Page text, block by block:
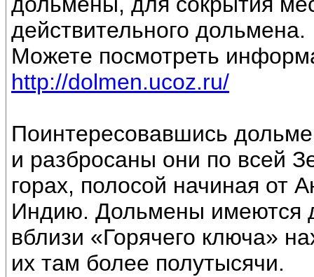
действительного дольмена.
Можете посмотреть
http://dolmen.ucoz.ru/
Поинтересовавшись
и разбросаны они по всей
горах, полосой начиная от
Индию. Дольмены имеются
вблизи «Горячего ключа»
их там более полутысячи.